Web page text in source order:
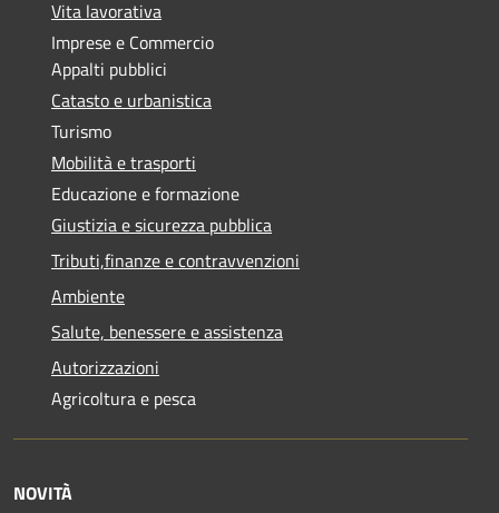
Vita lavorativa
Imprese e Commercio
Appalti pubblici
Catasto e urbanistica
Turismo
Mobilità e trasporti
Educazione e formazione
Giustizia e sicurezza pubblica
Tributi,finanze e contravvenzioni
Ambiente
Salute, benessere e assistenza
Autorizzazioni
Agricoltura e pesca
NOVITÀ